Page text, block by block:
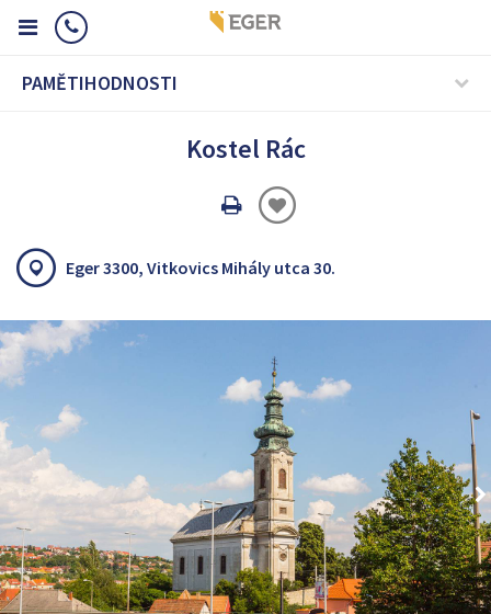
PAMĚTIHODNOSTI
Kostel Rác
Oldal
Eger 3300, Vitkovics Mihály utca 30.